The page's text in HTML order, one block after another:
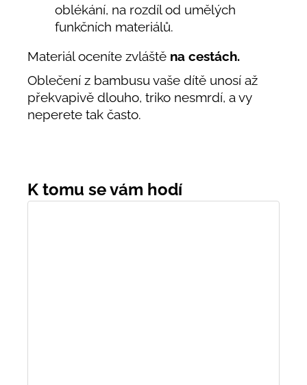
oblékání, na rozdíl od umělých
funkčních materiálů.
Materiál oceníte zvláště na cestách.
Oblečení z bambusu vaše dítě unosí až
překvapivě dlouho, triko nesmrdí, a vy
neperete tak často.